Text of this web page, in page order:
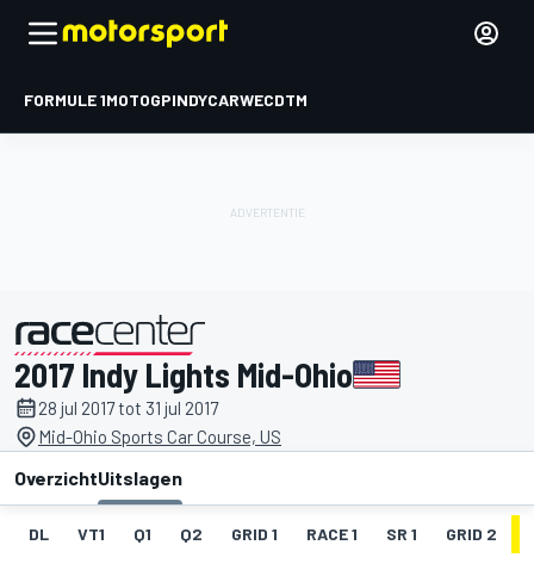
FORMULE 1MOTOGPINDYCARWECDTM
gepresenteerd door
2017 Indy Lights Mid-Ohio
28 jul 2017 tot 31 jul 2017
Mid-Ohio Sports Car Course, US
OverzichtUitslagen
DL VT1 Q1 Q2 GRID 1 RACE 1 SR 1 GRID 2